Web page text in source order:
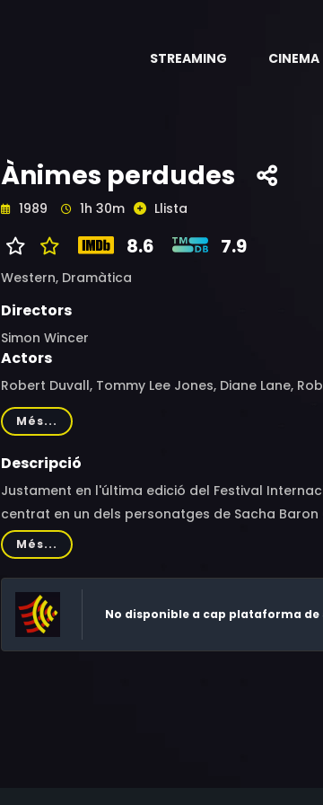
STREAMING CINEMA
Ànimes perdudes
1989 1h 30m Llista
8.6 7.9
Western, Dramàtica
Directors
Simon Wincer
Actors
Robert Duvall, Tommy Lee Jones, Diane Lane,
Headly, Steve Buscemi, Anjelica Huston,
Timothy Scott, Barry Tubb, Gavan O'Herlihy,
Lanny Flaherty, James McMurtry, Sonny Carl Davis
Més...
Descripció
Justament en l'última edició del Festival
centrat en un dels personatges de Sacha Baron
Més...
No disponible a cap plataforma